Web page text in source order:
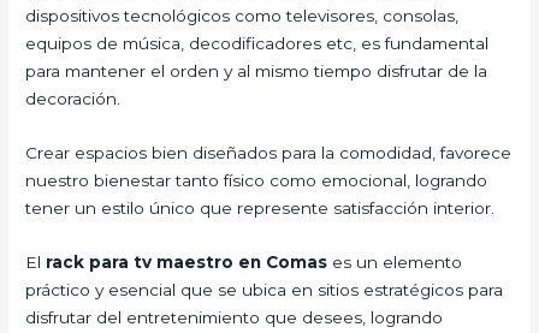
dispositivos tecnológicos como televisores, consolas,
equipos de música, decodificadores etc, es fundamental
para mantener el orden y al mismo tiempo disfrutar de la
decoración.
Crear espacios bien diseñados para la comodidad, favorece
nuestro bienestar tanto físico como emocional, logrando
tener un estilo único que represente satisfacción interior.
El rack para tv maestro en Comas es un elemento
práctico y esencial que se ubica en sitios estratégicos para
disfrutar del entretenimiento que desees, logrando